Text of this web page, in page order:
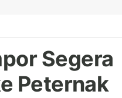
Segera
Peternak